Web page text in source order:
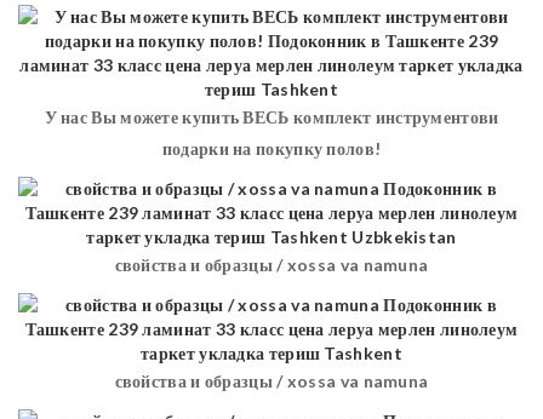
У нас Вы можете купить ВЕСЬ комплект инструментови
подарки на покупку полов!
свойства и образцы / xossa va namuna
свойства и образцы / xossa va namuna